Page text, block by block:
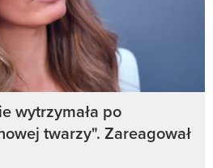
wytrzymała po
twarzy". Zareagował